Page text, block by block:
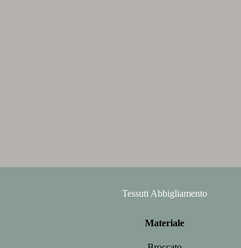
Tessuti Abbigliamento
Materiale